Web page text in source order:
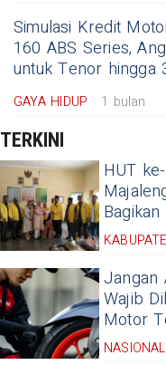
Simulasi Kredit
160 ABS Series,
untuk Tenor hingga
GAYA HIDUP 1 bulan
TERKINI
HUT
Jangan
Wajib
Motor
NASIONAL